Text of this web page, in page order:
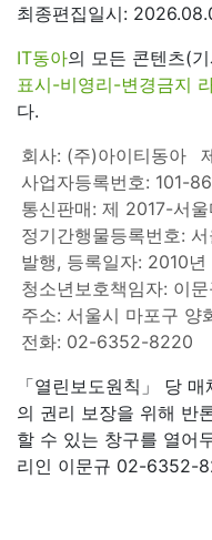
최종편집일시:
IT동아의 모든 콘텐츠(
표시-비영리-변경금지
다.
회사: (주)아이티동아
사업자등록번호: 101-
통신판매: 제 2017-서
정기간행물등록번호:
발행, 등록일자: 2010
청소년보호책임자: 이문
주소: 서울시 마포구
전화: 02-6352-8220
「열린보도원칙」 당
의 권리 보장을 위해 반
할 수 있는 창구를 열어
리인 이문규 02-6352-